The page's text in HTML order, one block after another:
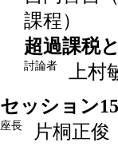
課程）
超過課税
討論者
上村
セッション
座長
片桐正俊